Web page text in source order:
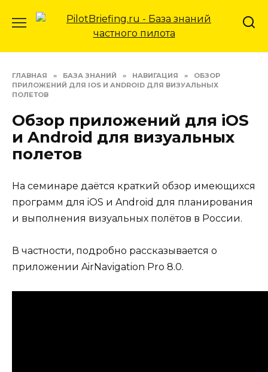
ГЛАВНАЯ » БАЗА ЗНАНИЙ » НАВИГАЦИЯ »
ОБЗОР
ПРИЛОЖЕНИЙ ДЛЯ IOS И ANDROID ДЛЯ ВИЗУАЛЬНЫХ
ПОЛЕТОВ
Обзор приложений для iOS
и Android для визуальных
полетов
На семинаре даётся краткий обзор имеющихся
программ для iOS и Android для планирования
и выполнения визуальных полётов в России.
В частности, подробно рассказывается о
приложении AirNavigation Pro 8.0.